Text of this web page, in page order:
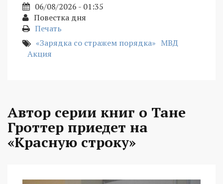
06/08/2026 - 01:35
Повестка дня
Печать
«Зарядка со стражем порядка» МВД
Акция
Автор серии книг о Тане
Гроттер приедет на
«Красную строку»